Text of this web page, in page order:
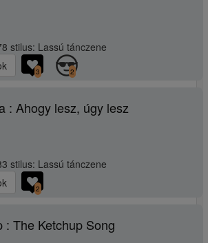
stilus: Lassú tánczene
3 2
: Ahogy lesz, úgy lesz
stilus: Lassú tánczene
2
: The Ketchup Song